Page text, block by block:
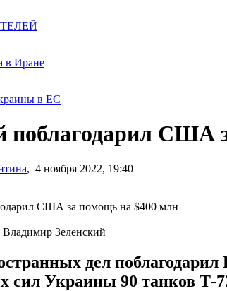
в Иране
в ЕС
поблагодарил США
, 4 ноября 2022, 19:40
Зеленский
дел
сил Украины 90 танков Т-